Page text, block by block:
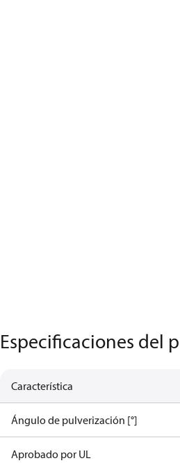
Especificaciones del
Característica
Ángulo de pulverización [°]
Aprobado por UL